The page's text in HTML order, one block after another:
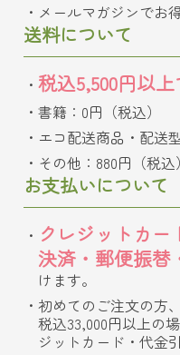
メールマガジンでお
送料について
税込5,500円以
書籍：0円（税込）
エコ配送商品・配送
その他：880円（税込）
お支払いについて
クレジットカ
決済・郵便振替
けます。
初めてのご注文の方
税込33,000円以上の
ジットカード・代金